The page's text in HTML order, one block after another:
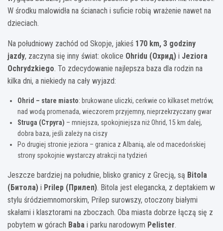
W środku malowidła na ścianach i suficie robią wrażenie nawet na
dzieciach.
Na południowy zachód od Skopje, jakieś 170 km, 3 godziny
jazdy, zaczyna się inny świat: okolice Ohridu (Охрид) i Jeziora
Ochrydzkiego. To zdecydowanie najlepsza baza dla rodzin na
kilka dni, a niekiedy na cały wyjazd:
Ohrid – stare miasto: brukowane uliczki, cerkwie co kilkaset metrów,
nad wodą promenada, wieczorem przyjemny, nieprzekrzyczany gwar
Struga (Струга) – mniejsza, spokojniejsza niż Ohrid, 15 km dalej,
dobra baza, jeśli zależy na ciszy
Po drugiej stronie jeziora – granica z Albanią, ale od macedońskiej
strony spokojnie wystarczy atrakcji na tydzień
Jeszcze bardziej na południe, blisko granicy z Grecją, są Bitola
(Битола) i Prilep (Прилеп). Bitola jest elegancka, z deptakiem w
stylu śródziemnomorskim, Prilep surowszy, otoczony białymi
skałami i klasztorami na zboczach. Oba miasta dobrze łączą się z
pobytem w górach Baba i parku narodowym Pelister.